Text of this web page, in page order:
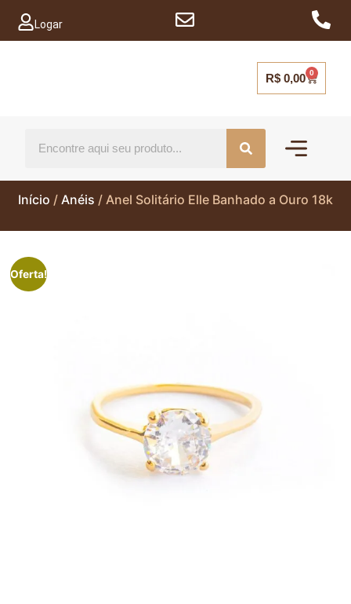
Logar
R$0,00 0
Início / Anéis / Anel Solitário Elle Banhado a Ouro 18k
Oferta!